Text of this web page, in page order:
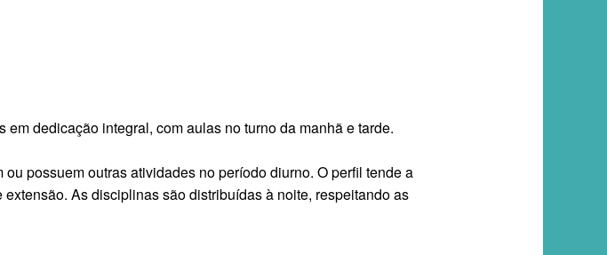
dedicação integral, com aulas no turno da manhã e tarde.
possuem outras atividades no período diurno. O perfil tende a
As disciplinas são distribuídas à noite, respeitando as